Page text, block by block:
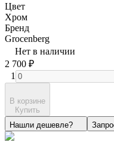
Цвет
Хром
Бренд
Grocenberg
Нет в наличии
2 700 ₽
1
В корзине
Купить
Нашли дешевле?